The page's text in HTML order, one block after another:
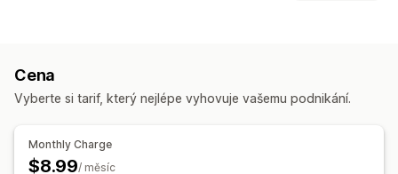
Zabezpečení souborů
Hostování souborů
Cena
Vyberte si tarif, který nejlépe vyhovuje vašemu podnikání.
Monthly Charge
$8.99/ měsíc